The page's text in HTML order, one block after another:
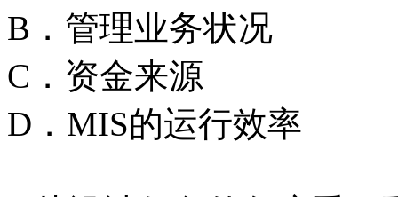
B．管理业务状况
C．资金来源
D．MIS的运行效率